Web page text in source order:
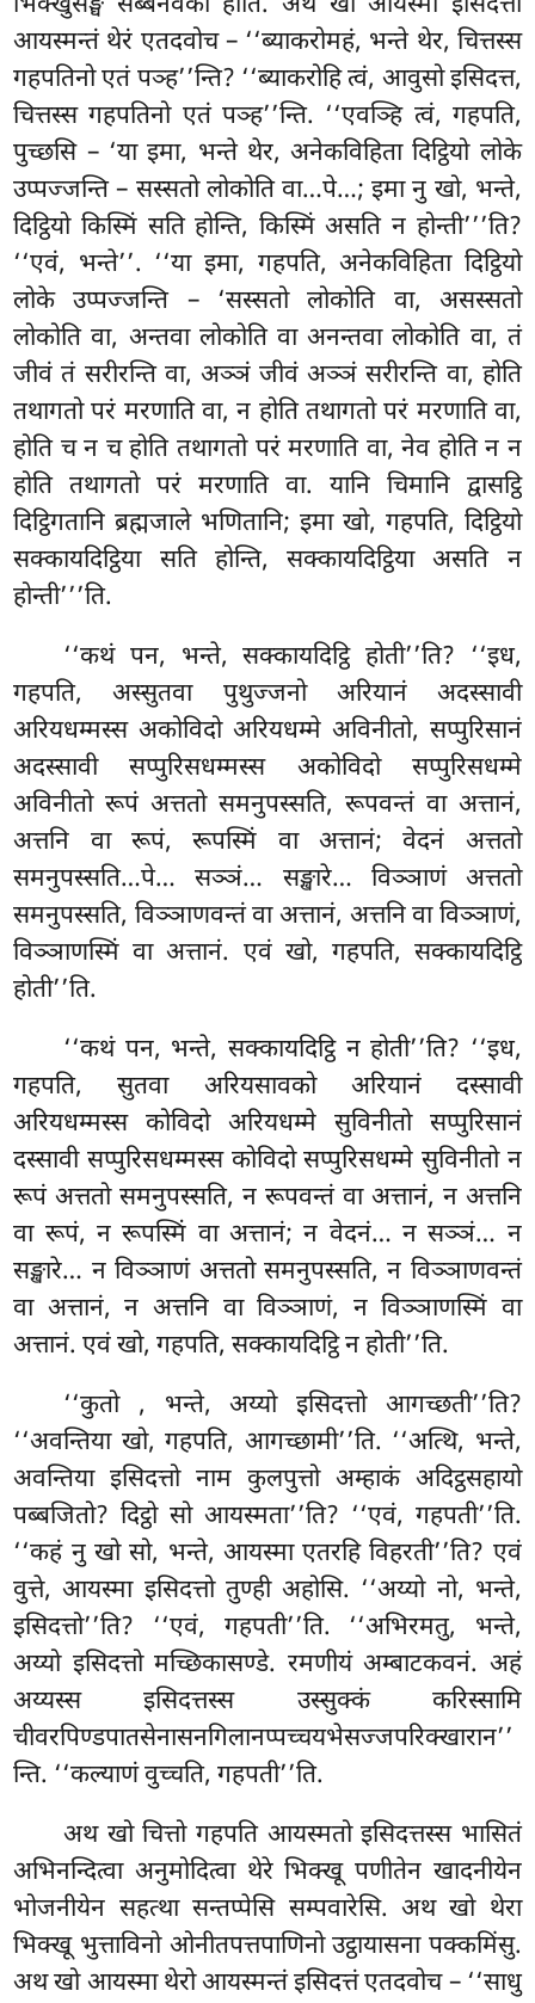
आयस्मन्तं थेरं एतदवोच – ‘‘ब्याकरोमहं, भन्ते थेर, चित्तस्स
गहपतिनो एतं पञ्ह’’न्ति? ‘‘ब्याकरोहि त्वं, आवुसो इसिदत्त,
चित्तस्स गहपतिनो एतं पञ्ह’’न्ति. ‘‘एवञ्हि त्वं, गहपति,
पुच्छसि – ‘या इमा, भन्ते थेर, अनेकविहिता दिट्ठियो लोके
उप्पज्जन्ति – सस्सतो लोकोति वा…पे…; इमा नु खो, भन्ते,
दिट्ठियो किस्मिं सति होन्ति, किस्मिं असति न होन्ती’’’ति?
‘‘एवं, भन्ते’’. ‘‘या इमा, गहपति, अनेकविहिता दिट्ठियो
लोके उप्पज्जन्ति – ‘सस्सतो लोकोति वा, असस्सतो
लोकोति वा, अन्तवा लोकोति वा अनन्तवा लोकोति वा, तं
जीवं तं सरीरन्ति वा, अञ्ञं जीवं अञ्ञं सरीरन्ति वा, होति
तथागतो परं मरणाति वा, न होति तथागतो परं मरणाति वा,
होति च न च होति तथागतो परं मरणाति वा, नेव होति न न
होति तथागतो परं मरणाति वा. यानि चिमानि द्वासट्ठि
दिट्ठिगतानि ब्रह्मजाले भणितानि; इमा खो, गहपति, दिट्ठियो
सक्कायदिट्ठिया सति होन्ति, सक्कायदिट्ठिया असति न
होन्ती’’’ति.
‘‘कथं पन, भन्ते, सक्कायदिट्ठि होती’’ति? ‘‘इध,
गहपति, अस्सुतवा पुथुज्जनो अरियानं अदस्सावी
अरियधम्मस्स अकोविदो अरियधम्मे अविनीतो, सप्पुरिसानं
अदस्सावी सप्पुरिसधम्मस्स अकोविदो सप्पुरिसधम्मे
अविनीतो रूपं अत्ततो समनुपस्सति, रूपवन्तं वा अत्तानं,
अत्तनि वा रूपं, रूपस्मिं वा अत्तानं; वेदनं अत्ततो
समनुपस्सति…पे… सञ्ञं… सङ्खारे… विञ्ञाणं अत्ततो
समनुपस्सति, विञ्ञाणवन्तं वा अत्तानं, अत्तनिवा विञ्ञाणं,
विञ्ञाणस्मिं वा अत्तानं. एवं खो, गहपति, सक्कायदिट्ठि
होती’’ति.
‘‘कथं पन, भन्ते, सक्कायदिट्ठि न होती’’ति? ‘‘इध,
गहपति, सुतवा अरियसावको अरियानं दस्सावी
अरियधम्मस्स कोविदो अरियधम्मे सुविनीतो सप्पुरिसानं
दस्सावी सप्पुरिसधम्मस्स कोविदो सप्पुरिसधम्मे सुविनीतो न
रूपं अत्ततो समनुपस्सति, न रूपवन्तं वा अत्तानं, न अत्तनि
वा रूपं, न रूपस्मिं वा अत्तानं; न वेदनं… न सञ्ञं… न
सङ्खारे… न विञ्ञाणं अत्ततो समनुपस्सति, न विञ्ञाणवन्तं
वा अत्तानं, न अत्तनि वा विञ्ञाणं, न विञ्ञाणस्मिं वा
अत्तानं. एवं खो, गहपति, सक्कायदिट्ठि न होती’’ति.
‘‘कुतो , भन्ते, अय्यो इसिदत्तो आगच्छती’’ति?
‘‘अवन्तिया खो, गहपति, आगच्छामी’’ति. ‘‘अत्थि, भन्ते,
अवन्तिया इसिदत्तो नाम कुलपुत्तो अम्हाकं अदिट्ठसहायो
पब्बजितो? दिट्ठो सो आयस्मता’’ति? ‘‘एवं, गहपती’’ति.
‘‘कहं नु खो सो, भन्ते, आयस्मा एतरहि विहरती’’ति? एवं
वुत्ते, आयस्मा इसिदत्तो तुण्ही अहोसि. ‘‘अय्यो नो, भन्ते,
इसिदत्तो’’ति? ‘‘एवं, गहपती’’ति. ‘‘अभिरमतु, भन्ते,
अय्यो इसिदत्तो मच्छिकासण्डे. रमणीयं अम्बाटकवनं. अहं
अय्यस्स इसिदत्तस्स उस्सुक्कं करिस्सामि
चीवरपिण्डपातसेनासनगिलानप्पच्चयभेसज्जपरिक्खारान’’
न्ति. ‘‘कल्याणं वुच्चति, गहपती’’ति.
अथ खो चित्तो गहपति आयस्मतो इसिदत्तस्स भासितं
अभिनन्दित्वा अनुमोदित्वा थेरे भिक्खू पणीतेन खादनीयेन
भोजनीयेन सहत्था सन्तप्पेसि सम्पवारेसि. अथ खो थेरा
भिक्खू भुत्ताविनो ओनीतपत्तपाणिनोउट्ठायासना पक्कमिंसु.
अथ खो आयस्मा थेरो आयस्मन्तं इसिदत्तं एतदवोच – ‘‘साधु